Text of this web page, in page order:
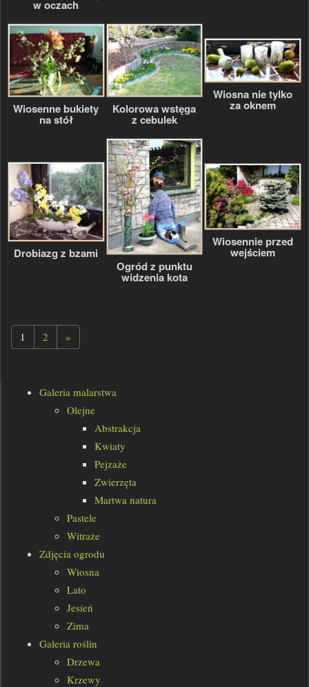
w oczach
Wiosenne bukiety
na stół
Kolorowa wstęga
z cebulek
Wiosna nie tylko
za oknem
Drobiazg z bzami
Ogród z punktu
widzenia kota
Wiosennie przed
wejściem
1 2 »
Galeria malarstwa
Olejne
Abstrakcja
Kwiaty
Pejzaże
Zwierzęta
Martwa natura
Pastele
Witraże
Zdjęcia ogrodu
Wiosna
Lato
Jesień
Zima
Galeria roślin
Drzewa
Krzewy